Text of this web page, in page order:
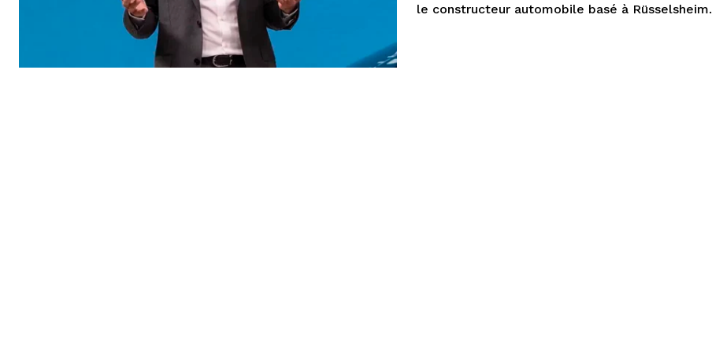
le constructeur automobile basé à Rüsselsheim.